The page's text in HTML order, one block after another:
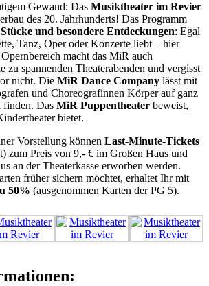
Gewand: Das Musiktheater im Revier
des 20. Jahrhunderts! Das Programm
und besondere Entdeckungen: Egal
Tanz, Oper oder Konzerte liebt – hier
macht das MiR auch
zu spannenden Theaterabenden und vergisst
nicht. Die MiR Dance Company lässt mit
und Choreografinnen Körper auf ganz
finden. Das MiR Puppentheater beweist,
bietet.
Vorstellung können Last-Minute-Tickets
zum Preis von 9,- € im Großen Haus und
an der Theaterkasse erworben werden.
früher sichern möchtet, erhaltet Ihr mit
50% (ausgenommen Karten der PG 5).